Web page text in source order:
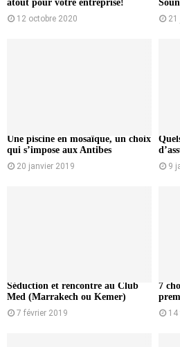
atout pour votre entreprise!
12 octobre 2020 21
Une piscine en mosaïque, un choix
qui s’impose aux Antibes
20 janvier 2019 9
Séduction et rencontre au Club
Med (Marrakech ou Kemer)
7 février 2019
7
14